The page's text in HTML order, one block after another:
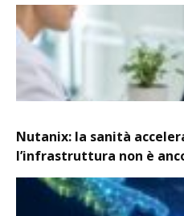
Nutanix: la sanità
l’infrastruttura non è